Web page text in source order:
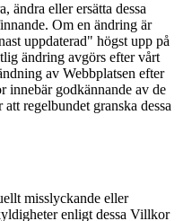
ändra eller ersätta dessa
Om en ändring är
uppdaterad" högst upp på
ändring avgörs efter vårt
av Webbplatsen efter
innebär godkännande av de
regelbundet granska dessa
misslyckande eller
enligt dessa Villkor